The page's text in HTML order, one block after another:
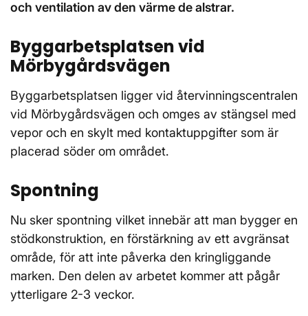
och ventilation av den värme de alstrar.
Byggarbetsplatsen vid
Mörbygårdsvägen
Byggarbetsplatsen ligger vid återvinningscentralen
vid Mörbygårdsvägen och omges av stängsel med
vepor och en skylt med kontaktuppgifter som är
placerad söder om området.
Spontning
Nu sker spontning vilket innebär att man bygger en
stödkonstruktion, en förstärkning av ett avgränsat
område, för att inte påverka den kringliggande
marken. Den delen av arbetet kommer att pågår
ytterligare 2-3 veckor.